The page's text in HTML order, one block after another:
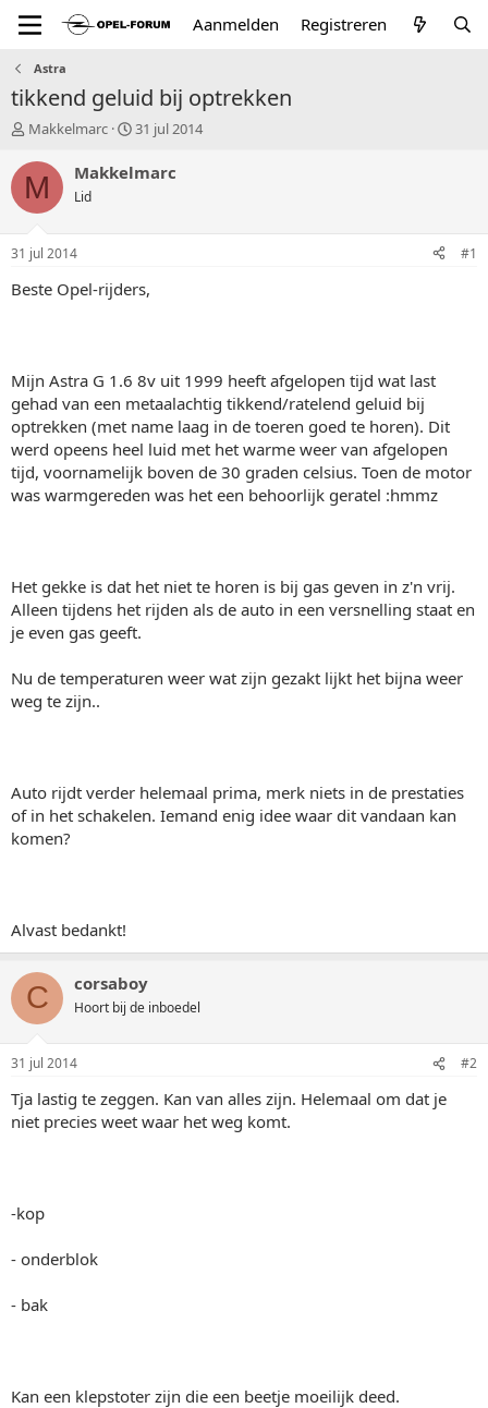
Aanmelden Registreren
Astra
tikkend geluid bij optrekken
T
p
i
t
a
r
Makkelmarc
S
a
u
m
31 jul 2014
M Makkelmarc
Lid
31 jul 2014 #1
Beste Opel-rijders,
Mijn Astra G 1.6 8v uit 1999 heeft afgelopen tijd wat last
gehad van een metaalachtig tikkend/ratelend geluid bij
optrekken (met name laag in de toeren goed te horen). Dit
werd opeens heel luid met het warme weer van afgelopen
tijd, voornamelijk boven de 30 graden celsius. Toen de motor
was warmgereden was het een behoorlijk geratel :hmmz
Het gekke is dat het niet te horen is bij gas geven in z'n vrij.
Alleen tijdens het rijden als de auto in een versnelling staat en
je even gas geeft.
Nu de temperaturen weer wat zijn gezakt lijkt het bijna weer
weg te zijn..
Auto rijdt verder helemaal prima, merk niets in de prestaties
of in het schakelen. Iemand enig idee waar dit vandaan kan
komen?
Alvast bedankt!
C corsaboy
Hoort bij de inboedel
31 jul 2014 #2
Tja lastig te zeggen. Kan van alles zijn. Helemaal om dat je
niet precies weet waar het weg komt.
-kop
- onderblok
- bak
Kan een klepstoter zijn die een beetje moeilijk deed.